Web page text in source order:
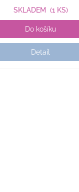
SKLADEM (1 KS)
Do košíku
Detail